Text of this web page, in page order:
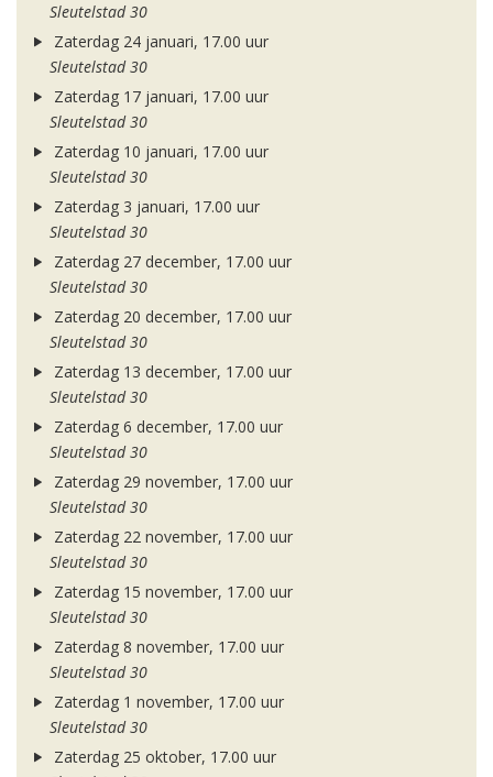
Sleutelstad 30
Zaterdag 24 januari, 17.00 uur
Sleutelstad 30
Zaterdag 17 januari, 17.00 uur
Sleutelstad 30
Zaterdag 10 januari, 17.00 uur
Sleutelstad 30
Zaterdag 3 januari, 17.00 uur
Sleutelstad 30
Zaterdag 27 december, 17.00 uur
Sleutelstad 30
Zaterdag 20 december, 17.00 uur
Sleutelstad 30
Zaterdag 13 december, 17.00 uur
Sleutelstad 30
Zaterdag 6 december, 17.00 uur
Sleutelstad 30
Zaterdag 29 november, 17.00 uur
Sleutelstad 30
Zaterdag 22 november, 17.00 uur
Sleutelstad 30
Zaterdag 15 november, 17.00 uur
Sleutelstad 30
Zaterdag 8 november, 17.00 uur
Sleutelstad 30
Zaterdag 1 november, 17.00 uur
Sleutelstad 30
Zaterdag 25 oktober, 17.00 uur